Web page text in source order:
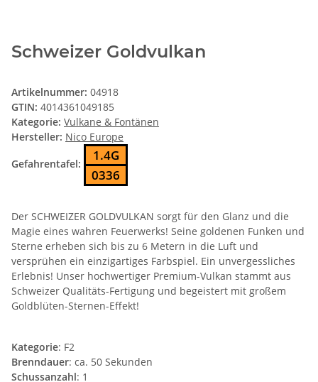
Schweizer Goldvulkan
Artikelnummer: 04918
GTIN: 4014361049185
Kategorie: Vulkane & Fontänen
Hersteller: Nico Europe
Gefahrentafel:
1.4G
0336
Der SCHWEIZER GOLDVULKAN sorgt für den Glanz und die
Magie eines wahren Feuerwerks! Seine goldenen Funken und
Sterne erheben sich bis zu 6 Metern in die Luft und
versprühen ein einzigartiges Farbspiel. Ein unvergessliches
Erlebnis! Unser hochwertiger Premium-Vulkan stammt aus
Schweizer Qualitäts-Fertigung und begeistert mit großem
Goldblüten-Sternen-Effekt!
Kategorie: F2
Brenndauer: ca. 50 Sekunden
Schussanzahl: 1